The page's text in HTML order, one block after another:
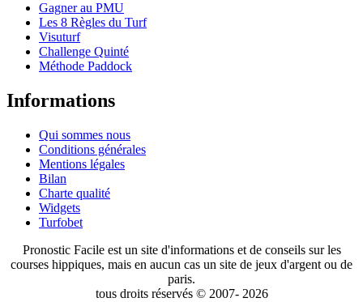
Gagner au PMU
Les 8 Règles du Turf
Visuturf
Challenge Quinté
Méthode Paddock
Informations
Qui sommes nous
Conditions générales
Mentions légales
Bilan
Charte qualité
Widgets
Turfobet
Pronostic Facile est un site d'informations et de conseils sur les
courses hippiques, mais en aucun cas un site de jeux d'argent ou de
paris.
tous droits réservés © 2007- 2026